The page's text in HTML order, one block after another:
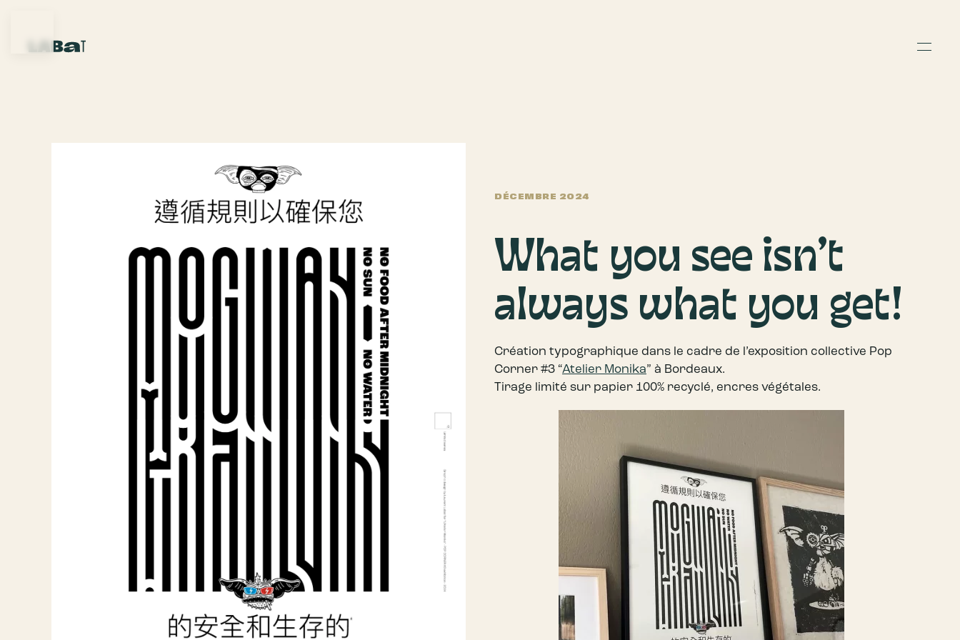
DÉCEMBRE 2024
What you see isn’t
always what you get!
Création typographique dans le cadre de l’exposition collective Pop
Corner #3 “Atelier Monika” à Bordeaux.
Tirage limité sur papier 100% recyclé, encres végétales.